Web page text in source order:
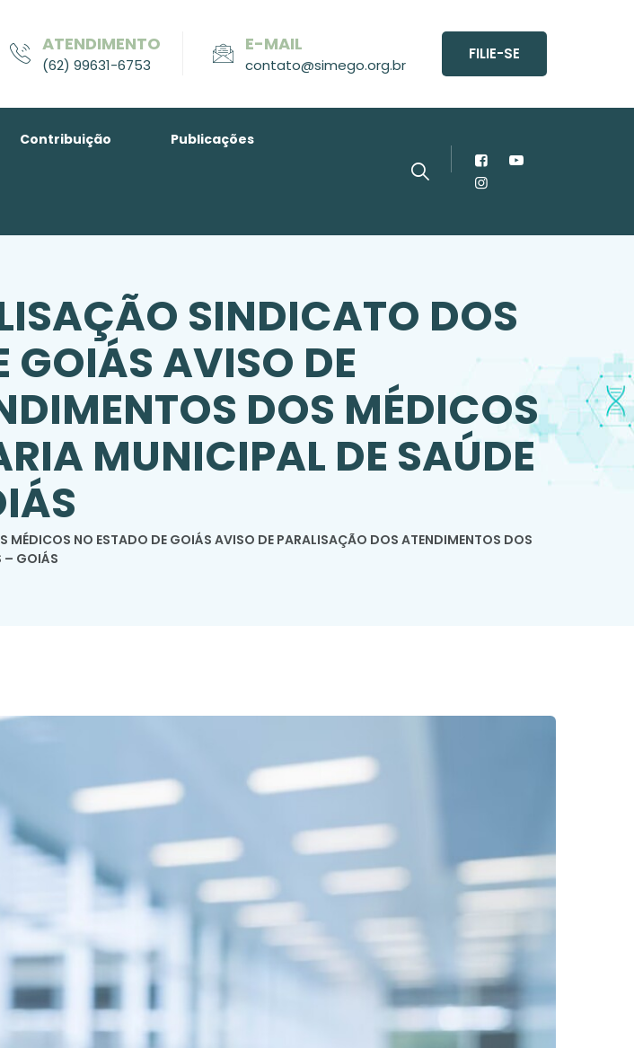
ATENDIMENTO
(62) 99631-6753
E-MAIL
contato@simego.org.br
FILIE-SE
Contribuição Publicações
SINDICATO DOS
GOIÁS AVISO DE
DOS MÉDICOS
MUNICIPAL DE SAÚDE
NO ESTADO DE GOIÁS AVISO DE PARALISAÇÃO DOS ATENDIMENTOS DOS
– GOIÁS